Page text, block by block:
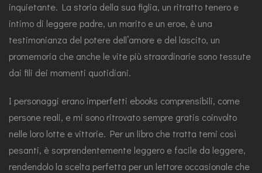
inquietante. La storia della sua figlia, un ritratto tenero e
intimo di leggere padre, un marito e un eroe, è una
testimonianza del potere dell’amore e del lascito, un
promemoria che anche le vite più straordinarie sono tessute
dai fili dei momenti quotidiani.
I personaggi erano imperfetti ebooks comprensibili, come
persone reali, e mi sono ritrovato sempre gratis coinvolto
nelle loro lotte e vittorie. Per un libro che tratta temi così
pesanti, è sorprendentemente leggero e facile da leggere,
rendendolo la scelta perfetta per un lettore occasionale che